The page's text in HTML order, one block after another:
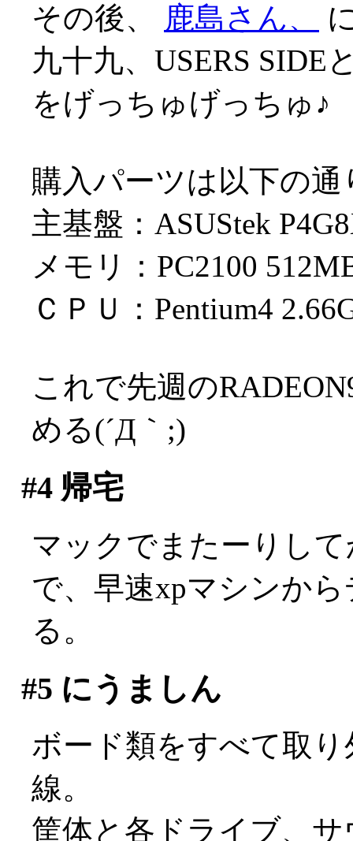
その後、 鹿島さん、
九十九、USERS SIDE
をげっちゅげっちゅ♪
購入パーツは以下の通
主基盤：ASUStek
メモリ：PC2100
ＣＰＵ：Pentium4
これで先週の
める(´Д｀;)
#4帰宅
マックでまたーりし
で、早速xpマシンか
る。
#5 にうましん
ボード類をすべて取
線。
筐体と各ドライブ、